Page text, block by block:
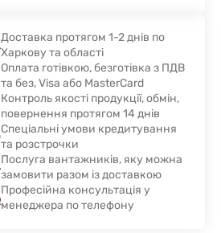
Доставка протягом 1-2 днів по
Харкову та області
Оплата готівкою, безготівка з ПДВ
та без, Visa або MasterCard
Контроль якості продукції, обмін,
повернення протягом 14 днів
Спеціальні умови кредитування
та розстрочки
Послуга вантажників, яку можна
замовити разом із доставкою
Професійна консультація у
менеджера по телефону